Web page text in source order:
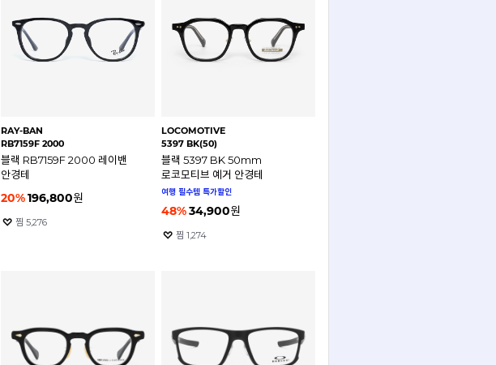
RAY-BAN
RB7159F 2000
블랙 RB7159F 2000 레이밴
안경테
20%196,800원
찜 5,276
LOCOMOTIVE
5397 BK(50)
블랙 5397 BK 50mm
로코모티브 예거 안경테
여행 필수템 특가할인
48%34,900원
찜 1,274